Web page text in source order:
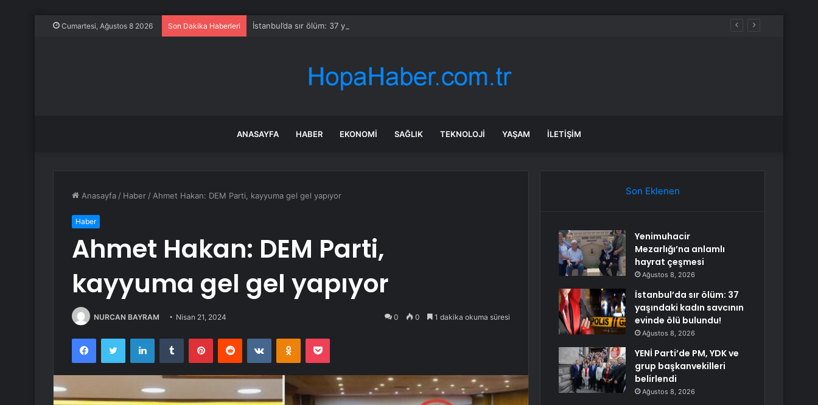
Cumartesi, Ağustos 8 2026 Son Dakika Haberleri İstanbul’da sır ölüm: 37 yaşındaki kadın savcının evinde ölü bulundu!
ANASAYFA HABER EKONOMI SAĞLIK TEKNOLOJI YAŞAM İLETIŞIM
Anasayfa / Haber / Ahmet Hakan: DEM Parti, kayyuma gel gel yapıyor
Haber
Ahmet Hakan: DEM Parti,
kayyuma gel gel yapıyor
NURCAN BAYRAM Nisan 21, 2024 0 0 1 dakika okuma süresi
FacebookTwitter LinkedInTumblr PinterestReddit VKontakteOdnoklassniki
Pocket
Son Eklenen
Yenimuhacir
Mezarlığı’na anlamlı
hayrat çeşmesi
Ağustos 8, 2026
İstanbul’da sır ölüm: 37
yaşındaki kadın savcının
evinde ölü bulundu!
Ağustos 8, 2026
YENİ Parti’de PM, YDK ve
grup başkanvekilleri
belirlendi
Ağustos 8, 2026